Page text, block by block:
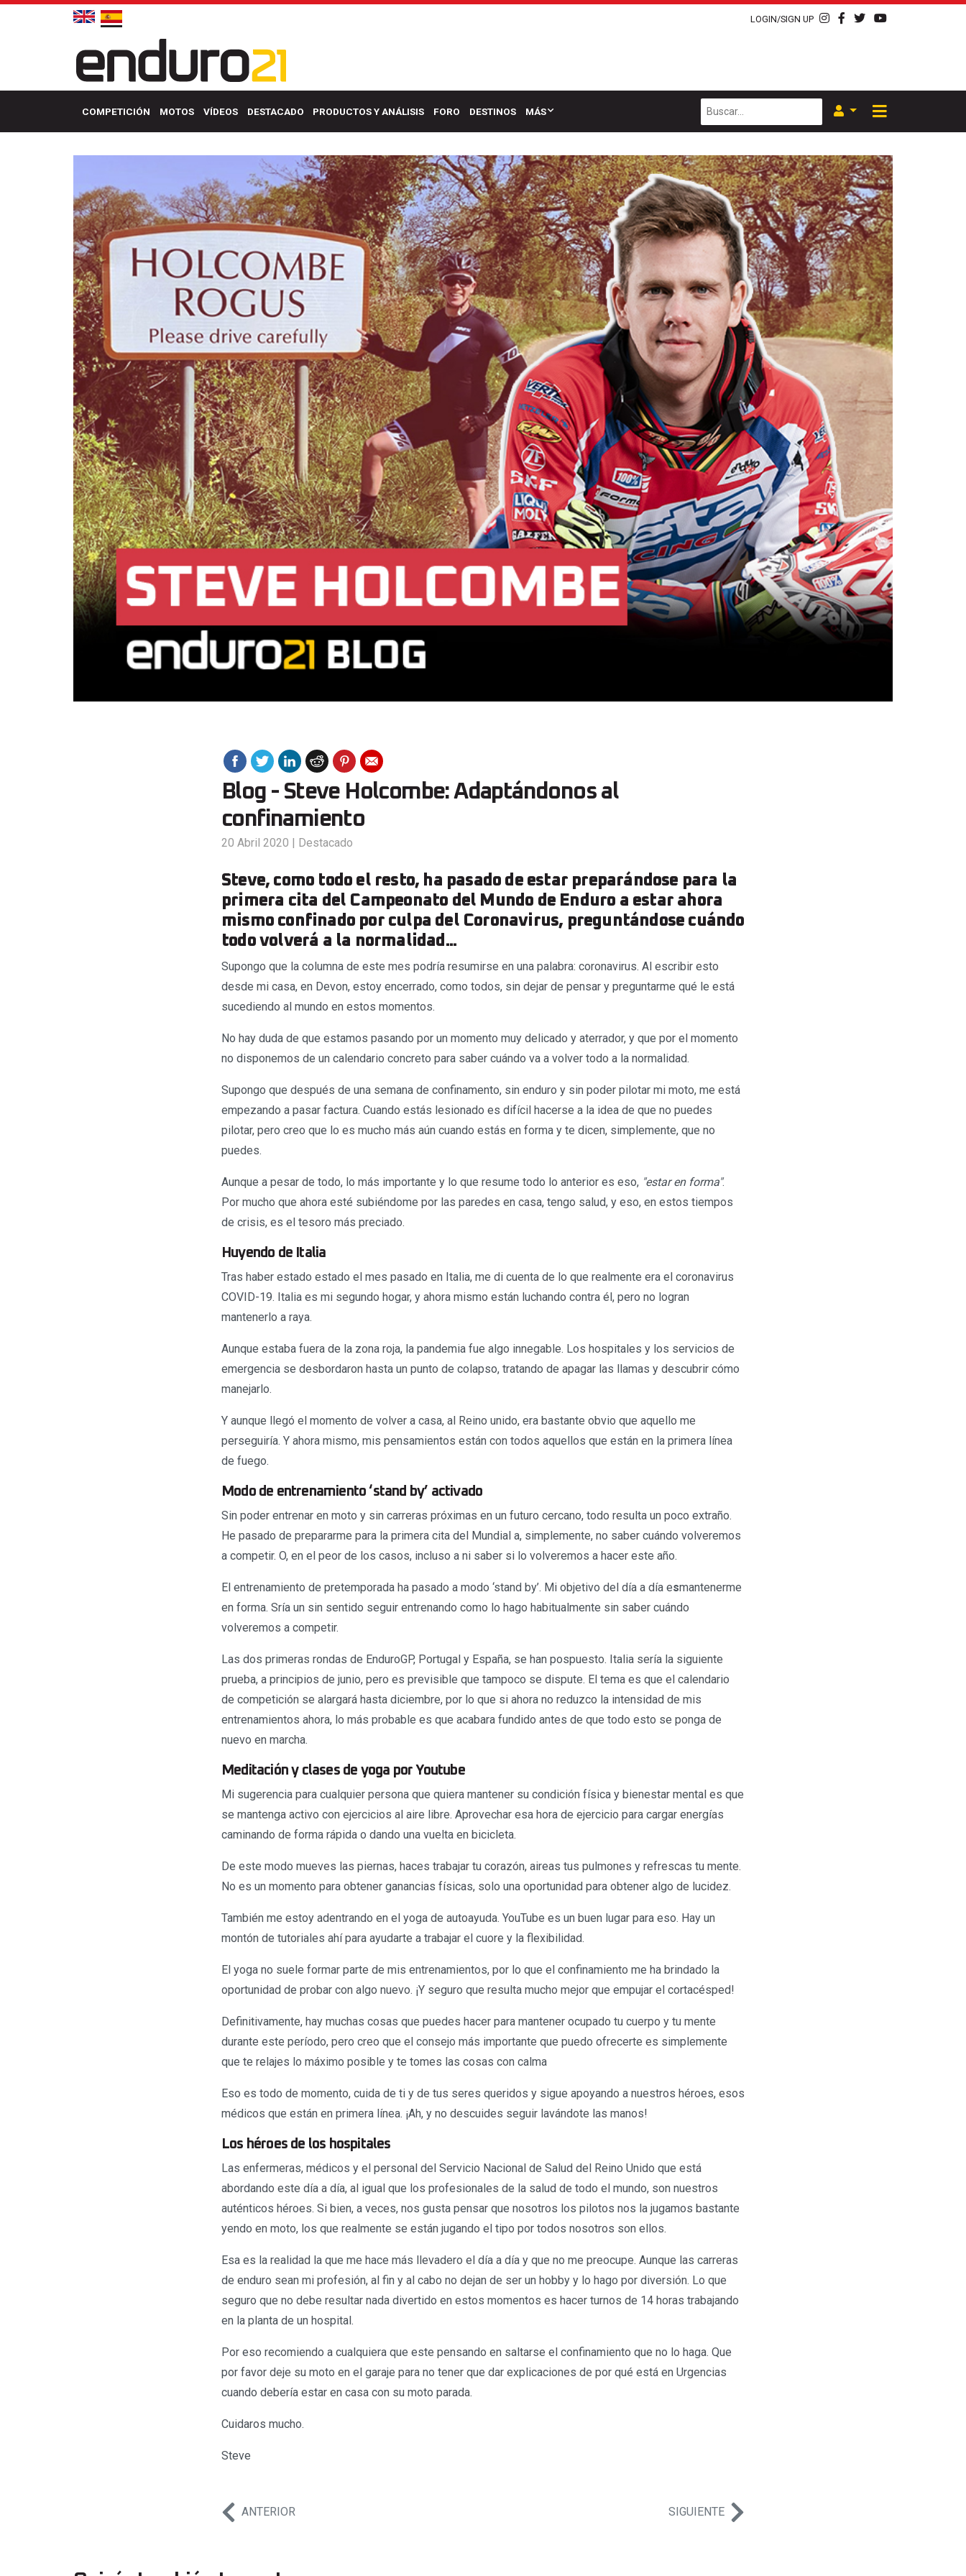
LOGIN/SIGN UP
COMPETICIÓN MOTOS VÍDEOS DESTACADO PRODUCTOS Y ANÁLISIS FORO DESTINOS MÁS
Blog - Steve Holcombe: Adaptándonos al
confinamiento
20 Abril 2020 | Destacado
Steve, como todo el resto, ha pasado de estar preparándose para la
primera cita del Campeonato del Mundo de Enduro a estar ahora
mismo confinado por culpa del Coronavirus, preguntándose cuándo
todo volverá a la normalidad...
Supongo que la columna de este mes podría resumirse en una palabra: coronavirus. Al escribir esto
desde mi casa, en Devon, estoy encerrado, como todos, sin dejar de pensar y preguntarme qué le está
sucediendo al mundo en estos momentos.
No hay duda de que estamos pasando por un momento muy delicado y aterrador, y que por el momento
no disponemos de un calendario concreto para saber cuándo va a volver todo a la normalidad.
Supongo que después de una semana de confinamento, sin enduro y sin poder pilotar mi moto, me está
empezando a pasar factura. Cuando estás lesionado es difícil hacerse a la idea de que no puedes
pilotar, pero creo que lo es mucho más aún cuando estás en forma y te dicen, simplemente, que no
puedes.
Aunque a pesar de todo, lo más importante y lo que resume todo lo anterior es eso, "estar en forma".
Por mucho que ahora esté subiéndome por las paredes en casa, tengo salud, y eso, en estos tiempos
de crisis, es el tesoro más preciado.
Huyendo de Italia
Tras haber estado estado el mes pasado en Italia, me di cuenta de lo que realmente era el coronavirus
COVID-19. Italia es mi segundo hogar, y ahora mismo están luchando contra él, pero no logran
mantenerlo a raya.
Aunque estaba fuera de la zona roja, la pandemia fue algo innegable. Los hospitales y los servicios de
emergencia se desbordaron hasta un punto de colapso, tratando de apagar las llamas y descubrir cómo
manejarlo.
Y aunque llegó el momento de volver a casa, al Reino unido, era bastante obvio que aquello me
perseguiría. Y ahora mismo, mis pensamientos están con todos aquellos que están en la primera línea
de fuego.
Modo de entrenamiento ‘stand by’ activado
Sin poder entrenar en moto y sin carreras próximas en un futuro cercano, todo resulta un poco extraño.
He pasado de prepararme para la primera cita del Mundial a, simplemente, no saber cuándo volveremos
a competir. O, en el peor de los casos, incluso a ni saber si lo volveremos a hacer este año.
El entrenamiento de pretemporada ha pasado a modo ‘stand by’. Mi objetivo del día a día esmantenerme
en forma. Sría un sin sentido seguir entrenando como lo hago habitualmente sin saber cuándo
volveremos a competir.
Las dos primeras rondas de EnduroGP, Portugal y España, se han pospuesto. Italia sería la siguiente
prueba, a principios de junio, pero es previsible que tampoco se dispute. El tema es que el calendario
de competición se alargará hasta diciembre, por lo que si ahora no reduzco la intensidad de mis
entrenamientos ahora, lo más probable es que acabara fundido antes de que todo esto se ponga de
nuevo en marcha.
Meditación y clases de yoga por Youtube
Mi sugerencia para cualquier persona que quiera mantener su condición física y bienestar mental es que
se mantenga activo con ejercicios al aire libre. Aprovechar esa hora de ejercicio para cargar energías
caminando de forma rápida o dando una vuelta en bicicleta.
De este modo mueves las piernas, haces trabajar tu corazón, aireas tus pulmones y refrescas tu mente.
No es un momento para obtener ganancias físicas, solo una oportunidad para obtener algo de lucidez.
También me estoy adentrando en el yoga de autoayuda. YouTube es un buen lugar para eso. Hay un
montón de tutoriales ahí para ayudarte a trabajar el cuore y la flexibilidad.
El yoga no suele formar parte de mis entrenamientos, por lo que el confinamiento me ha brindado la
oportunidad de probar con algo nuevo. ¡Y seguro que resulta mucho mejor que empujar el cortacésped!
Definitivamente, hay muchas cosas que puedes hacer para mantener ocupado tu cuerpo y tu mente
durante este período, pero creo que el consejo más importante que puedo ofrecerte es simplemente
que te relajes lo máximo posible y te tomes las cosas con calma
Eso es todo de momento, cuida de ti y de tus seres queridos y sigue apoyando a nuestros héroes, esos
médicos que están en primera línea. ¡Ah, y no descuides seguir lavándote las manos!
Los héroes de los hospitales
Las enfermeras, médicos y el personal del Servicio Nacional de Salud del Reino Unido que está
abordando este día a día, al igual que los profesionales de la salud de todo el mundo, son nuestros
auténticos héroes. Si bien, a veces, nos gusta pensar que nosotros los pilotos nos la jugamos bastante
yendo en moto, los que realmente se están jugando el tipo por todos nosotros son ellos.
Esa es la realidad la que me hace más llevadero el día a día y que no me preocupe. Aunque las carreras
de enduro sean mi profesión, al fin y al cabo no dejan de ser un hobby y lo hago por diversión. Lo que
seguro que no debe resultar nada divertido en estos momentos es hacer turnos de 14 horas trabajando
en la planta de un hospital.
Por eso recomiendo a cualquiera que este pensando en saltarse el confinamiento que no lo haga. Que
por favor deje su moto en el garaje para no tener que dar explicaciones de por qué está en Urgencias
cuando debería estar en casa con su moto parada.
Cuidaros mucho.
Steve
ANTERIOR SIGUIENTE